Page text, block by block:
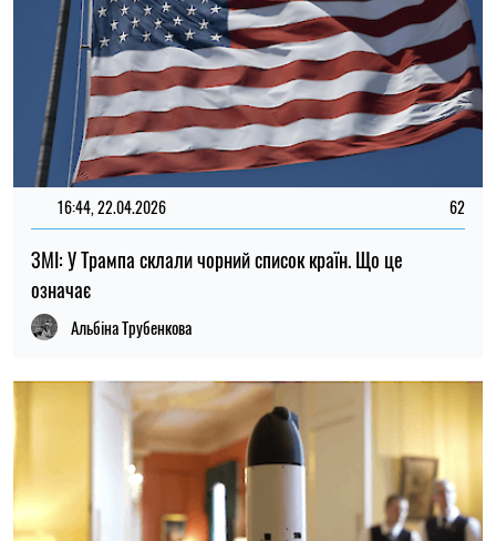
16:44, 22.04.2026 62
ЗМІ: У Трампа склали чорний список країн. Що це
означає
Альбіна Трубенкова